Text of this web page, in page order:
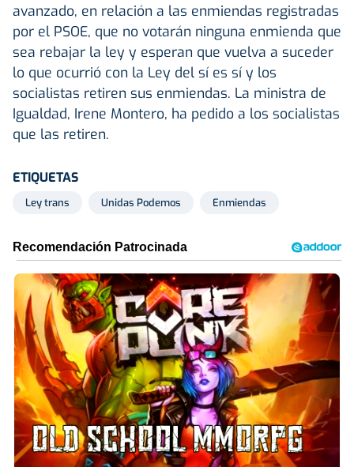
avanzado, en relación a las enmiendas registradas
por el PSOE, que no votarán ninguna enmienda que
sea rebajar la ley y esperan que vuelva a suceder
lo que ocurrió con la Ley del sí es sí y los
socialistas retiren sus enmiendas. La ministra de
Igualdad, Irene Montero, ha pedido a los socialistas
que las retiren.
ETIQUETAS
Ley trans Unidas Podemos Enmiendas